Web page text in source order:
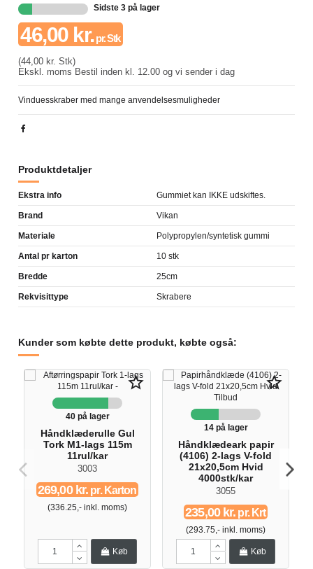
Sidste 3 på lager
46,00 kr.pr. Stk
(44,00 kr. Stk)
Ekskl. moms Bestil inden kl. 12.00 og vi sender i dag
Vinduesskraber med mange anvendelsesmuligheder
Produktdetaljer
Ekstra info Gummiet kan IKKE udskiftes.
Brand Vikan
Materiale Polypropylen/syntetisk gummi
Antal pr karton 10 stk
Bredde 25cm
Rekvisittype Skrabere
Kunder som købte dette produkt, købte også:
star_border
40 på lager
Håndklæderulle Gul
Tork M1-lags 115m
11rul/kar
3003
269,00 kr. pr. Karton
(336.25,- inkl. moms)
Køb
star_border
14 på lager
Håndklædeark papir
(4106) 2-lags V-fold
21x20,5cm Hvid
4000stk/kar
3055
235,00 kr. pr. Krt
(293.75,- inkl. moms)
Køb